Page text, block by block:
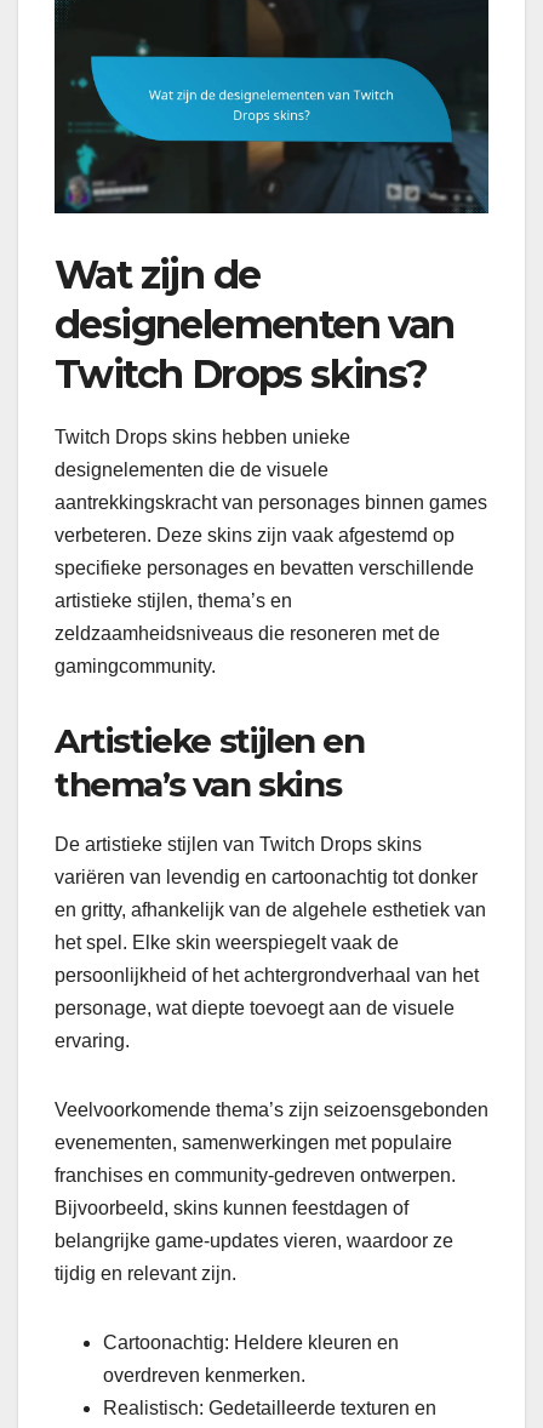
Wat zijn de
designelementen van
Twitch Drops skins?
Twitch Drops skins hebben unieke
designelementen die de visuele
aantrekkingskracht van personages binnen games
verbeteren. Deze skins zijn vaak afgestemd op
specifieke personages en bevatten verschillende
artistieke stijlen, thema’s en
zeldzaamheidsniveaus die resoneren met de
gamingcommunity.
Artistieke stijlen en
thema’s van skins
De artistieke stijlen van Twitch Drops skins
variëren van levendig en cartoonachtig tot donker
en gritty, afhankelijk van de algehele esthetiek van
het spel. Elke skin weerspiegelt vaak de
persoonlijkheid of het achtergrondverhaal van het
personage, wat diepte toevoegt aan de visuele
ervaring.
Veelvoorkomende thema’s zijn seizoensgebonden
evenementen, samenwerkingen met populaire
franchises en community-gedreven ontwerpen.
Bijvoorbeeld, skins kunnen feestdagen of
belangrijke game-updates vieren, waardoor ze
tijdig en relevant zijn.
Cartoonachtig: Heldere kleuren en
overdreven kenmerken.
Realistisch: Gedetailleerde texturen en